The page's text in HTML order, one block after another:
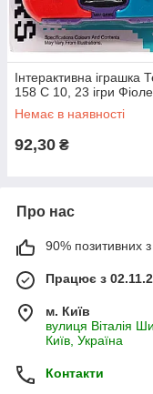
Інтерактивна іграшка
158 C 10, 23 ігри
Немає в наявності
92,30 ₴
Про нас
90% позитивних з
Працює з
м. Київ
вулиця Віталія
Київ, Україна
Контакти